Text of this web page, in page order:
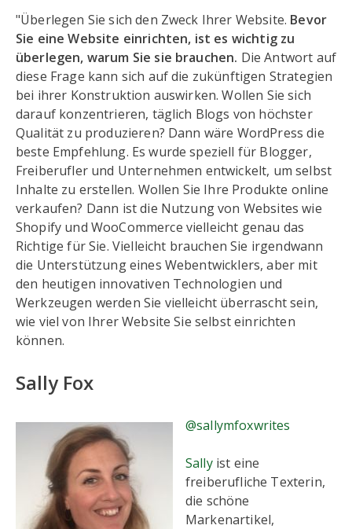
"Überlegen Sie sich den Zweck Ihrer Website. Bevor
Sie eine Website einrichten, ist es wichtig zu
überlegen, warum Sie sie brauchen. Die Antwort auf
diese Frage kann sich auf die zukünftigen Strategien
bei ihrer Konstruktion auswirken. Wollen Sie sich
darauf konzentrieren, täglich Blogs von höchster
Qualität zu produzieren? Dann wäre WordPress die
beste Empfehlung. Es wurde speziell für Blogger,
Freiberufler und Unternehmen entwickelt, um selbst
Inhalte zu erstellen. Wollen Sie Ihre Produkte online
verkaufen? Dann ist die Nutzung von Websites wie
Shopify und WooCommerce vielleicht genau das
Richtige für Sie. Vielleicht brauchen Sie irgendwann
die Unterstützung eines Webentwicklers, aber mit
den heutigen innovativen Technologien und
Werkzeugen werden Sie vielleicht überrascht sein,
wie viel von Ihrer Website Sie selbst einrichten
können.
Sally Fox
@sallymfoxwrites
Sallyist eine
freiberufliche Texterin,
die schöne
Markenartikel,